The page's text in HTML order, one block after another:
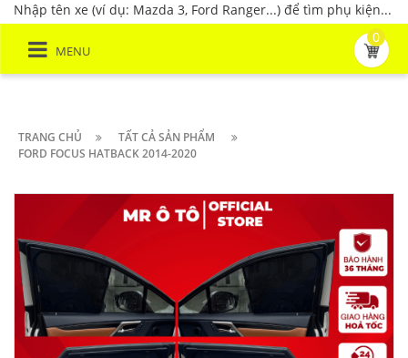
Nhập tên xe (ví dụ: Mazda 3, Ford Ranger...) để tìm phụ kiện...
MENU
0
TRANG CHỦ
TẤT CẢ SẢN PHẨM
FORD FOCUS HATBACK 2014-2020